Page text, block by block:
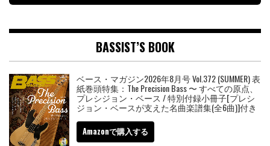
BASSIST’S BOOK
ベース・マガジン2026年8月号 Vol.372 (SUMMER) 表
紙巻頭特集：The Precision Bass 〜 すべての原点、
プレシジョン・ベース / 特別付録小冊子[プレシ
ジョン・ベースが支えた名曲楽譜集(全6曲)]付き
Amazonで購入する